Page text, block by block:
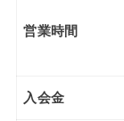
営業時間
入会金